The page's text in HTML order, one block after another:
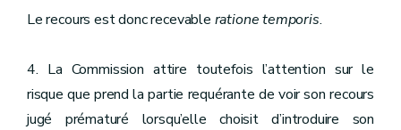
Le recours est donc recevable ratione temporis.
4. La Commission attire toutefois l’attention sur le
risque que prend la partie requérante de voir son recours
jugé prématuré lorsqu’elle choisit d’introduire son